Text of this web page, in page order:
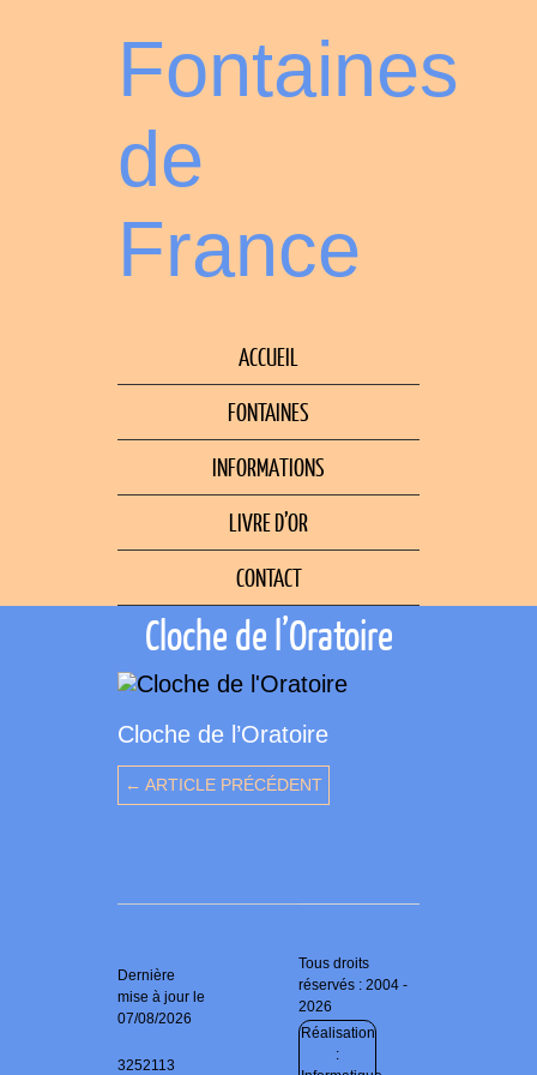
Fontaines
de
France
ACCUEIL
FONTAINES
INFORMATIONS
LIVRE D’OR
CONTACT
Cloche de l’Oratoire
Cloche de l’Oratoire
← ARTICLE PRÉCÉDENT
Dernière
mise à jour le
07/08/2026
3252113
Tous droits
réservés : 2004 -
2026
Réalisation
: